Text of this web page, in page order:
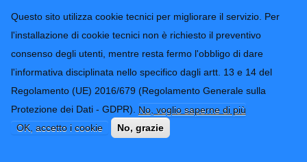
Questo sito utilizza cookie tecnici per migliorare il servizio. Per
l'installazione di cookie tecnici non è richiesto il preventivo
consenso degli utenti, mentre resta fermo l'obbligo di dare
l'informativa disciplinata nello specifico dagli artt. 13 e 14 del
Regolamento (UE) 2016/679 (Regolamento Generale sulla
Protezione dei Dati - GDPR). No, voglio saperne di più
OK, accetto i cookie
No, grazie
Provincia di
Imperia
CONTATTI-URP
TRASPARENZA
Form di ricerca
In evidenza